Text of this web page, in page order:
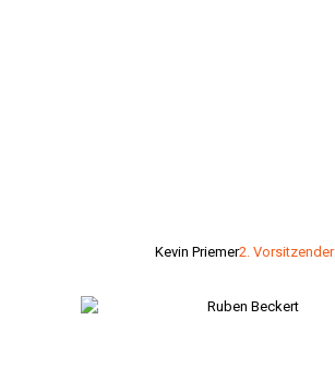
Kevin Priemer2. Vorsitzender